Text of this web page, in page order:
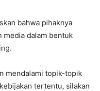
bahwa pihaknya
media dalam bentuk
mendalami topik-topik
tertentu, silakan